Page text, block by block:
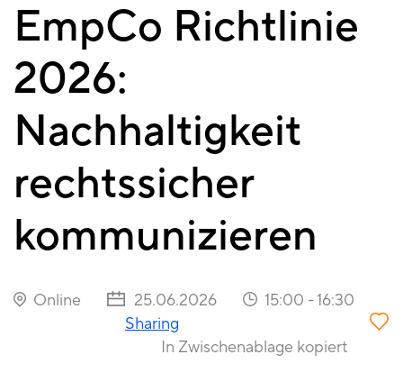
EmpCo Richtlinie
2026:
Nachhaltigkeit
rechtssicher
kommunizieren
Online 25.06.2026 15:00 -16:30
Sharing
In Zwischenablage kopiert